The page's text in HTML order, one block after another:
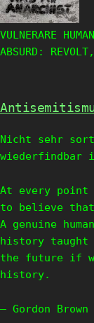
VULNERARE
ABSURD:
Nicht sehr
wiederfindbar
At every point
to believe that
A genuine
history taught
the future if
history.
— Gordon Brown